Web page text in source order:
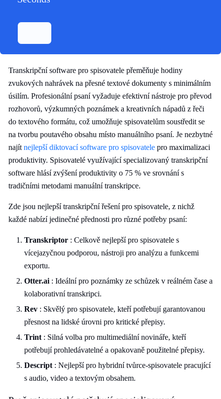
Transkripční software pro spisovatele přeměňuje hodiny
zvukových nahrávek na přesné textové dokumenty s minimálním
úsilím. Profesionální psaní vyžaduje efektivní nástroje pro převod
rozhovorů, výzkumných poznámek a kreativních nápadů z řeči
do textového formátu, což umožňuje spisovatelům soustředit se
na tvorbu poutavého obsahu místo manuálního psaní. Je nezbytné
najít nejlepší diktovací software pro spisovatele pro maximalizaci
produktivity. Spisovatelé využívající specializovaný transkripční
software hlásí zvýšení produktivity o 75 % ve srovnání s
tradičními metodami manuální transkripce.
Zde jsou nejlepší transkripční řešení pro spisovatele, z nichž
každé nabízí jedinečné přednosti pro různé potřeby psaní:
Transkriptor : Celkově nejlepší pro spisovatele s
vícejazyčnou podporou, nástroji pro analýzu a funkcemi
exportu.
Otter.ai : Ideální pro poznámky ze schůzek v reálném čase a
kolaborativní transkripci.
Rev : Skvělý pro spisovatele, kteří potřebují garantovanou
přesnost na lidské úrovni pro kritické přepisy.
Trint : Silná volba pro multimediální novináře, kteří
potřebují prohledávatelné a opakovaně použitelné přepisy.
Descript : Nejlepší pro hybridní tvůrce-spisovatele pracující
s audio, video a textovým obsahem.